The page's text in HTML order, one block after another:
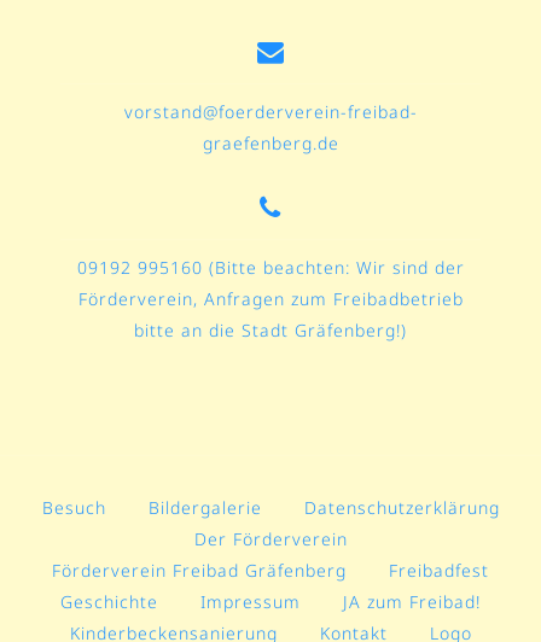
vorstand@foerderverein-freibad-
graefenberg.de
09192 995160 (Bitte beachten: Wir sind der
Förderverein, Anfragen zum Freibadbetrieb
bitte an die Stadt Gräfenberg!)
Besuch Bildergalerie
Datenschutzerklärung
Der Förderverein
Förderverein Freibad Gräfenberg
Freibadfest
Geschichte
Impressum
JA zum Freibad!
Kinderbeckensanierung
Kontakt Logo